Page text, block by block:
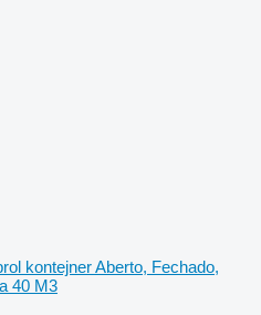
kontejner Aberto, Fechado,
40 M3